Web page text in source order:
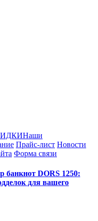
Наши
Прайс-лист Новости
Форма связи
банкнот DORS 1250:
для вашего